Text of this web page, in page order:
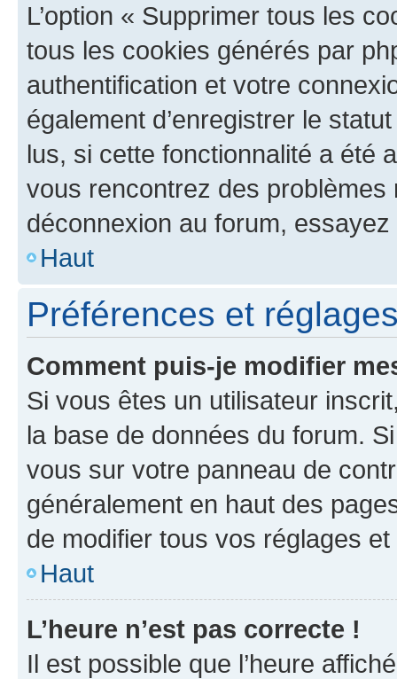
L’option « Supprimer tous les
tous les cookies générés par
authentification et votre
également d’enregistrer le
lus, si cette fonctionnalité a été
vous rencontrez des
déconnexion au forum,
Haut
Préférences et
Comment puis-je modifier
Si vous êtes un utilisateur
la base de données du forum.
vous sur votre panneau de
généralement en haut des
de modifier tous vos réglages
Haut
L’heure n’est pas correcte !
Il est possible que l’heure